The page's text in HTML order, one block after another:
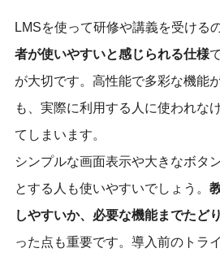
LMSを使って研修や講義を受ける
者が使いやすいと感じられる仕様
が大切です。高性能で多彩な機能
も、実際に利用する人に使われな
てしまいます。
シンプルな画面表示や大きなボタ
とする人も使いやすいでしょう。
しやすいか、必要な機能までたど
った点も重要です。導入前のトラ